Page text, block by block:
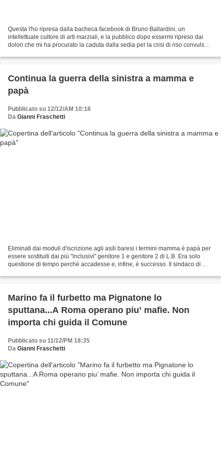
Questa l'ho ripresa dalla bacheca facebook di Bruno Ballardini, un
intellettuale cultore di arti marziali, e la pubblico dopo essermi ripreso dai
dolori che mi ha procurato la caduta dalla sedia per la crisi di riso convulso
Continua la guerra della sinistra a mamma e
papà
Pubblicato su 12/12/AM 10:18
Da Gianni Fraschetti
Eliminati dai moduli d'iscrizione agli asili baresi i termini mamma è papà per
essere sostituiti dai più "inclusivi" genitore 1 e genitore 2 di L.B. Era solo
questione di tempo perché accadesse e, infine, è successo. Il sindaco di
Marino fa il furbetto ma Pignatone lo
sputtana...A Roma operano piu’ mafie. Non
importa chi guida il Comune
Pubblicato su 11/12/PM 18:35
Da Gianni Fraschetti